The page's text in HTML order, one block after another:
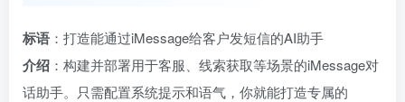
标语 ：打造能通过iMessage给客户发短信的AI助手
介绍 ：构建并部署用于客服、线索获取等场景的iMessage对
话助手。只需配置系统提示和语气，你就能打造专属的